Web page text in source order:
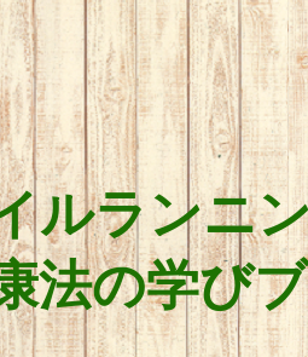
ルランニ
法の学び